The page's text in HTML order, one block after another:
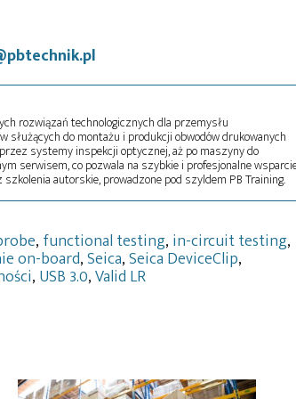
rozwiązań technologicznych dla przemysłu
do montażu i produkcji obwodów drukowanych
systemy inspekcji optycznej, aż po maszyny do
serwisem, co pozwala na szybkie i profesjonalne
autorskie, prowadzone pod szyldem PB Training.
, functional testing, in-circuit testing,
on-board,Seica,Seica DeviceClip,
, USB 3.0,Valid LR